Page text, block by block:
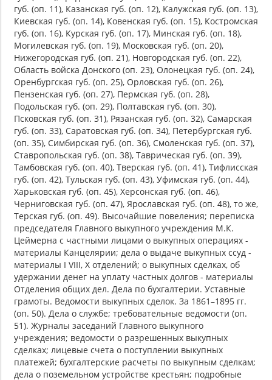
губ. (оп. 11), Казанская губ. (оп. 12), Калужская губ. (оп. 13),
Киевская губ. (оп. 14), Ковенская губ. (оп. 15), Костромская
губ. (оп. 16), Курская губ. (оп. 17), Минская губ. (оп. 18),
Могилевская губ. (оп. 19), Московская губ. (оп. 20),
Нижегородская губ. (оп. 21), Новгородская губ. (оп. 22),
Область войска Донского (оп. 23), Олонецкая губ. (оп. 24),
Оренбургская губ. (оп. 25), Орловская губ. (оп. 26),
Пензенская губ. (оп. 27), Пермская губ. (оп. 28),
Подольская губ. (оп. 29), Полтавская губ. (оп. 30),
Псковская губ. (оп. 31), Рязанская губ. (оп. 32), Самарская
губ. (оп. 33), Саратовская губ. (оп. 34), Петербургская губ.
(оп. 35), Симбирская губ. (оп. 36), Смоленская губ. (оп. 37),
Ставропольская губ. (оп. 38), Таврическая губ. (оп. 39),
Тамбовская губ. (оп. 40), Тверская губ. (оп. 41), Тифлисская
губ. (оп. 42), Тульская губ. (оп. 43), Уфимская губ. (оп. 44),
Харьковская губ. (оп. 45), Херсонская губ. (оп. 46),
Черниговская губ. (оп. 47), Ярославская губ. (оп. 48), то же,
Терская губ. (оп. 49). Высочайшие повеления; переписка
председателя Главного выкупного учреждения М.К.
Цеймерна с частными лицами о выкупных операциях -
материалы Канцелярии; дела о выдаче выкупных ссуд -
материалы I VIII, X отделений; о выкупных сделках, об
удержании денег на уплату частных долгов - материалы
Отделения общих дел. Дела по бухгалтерии. Уставные
грамоты. Ведомости выкупных сделок. За 1861–1895 гг.
(оп. 50). Дела о службе; требовательные ведомости (оп.
51). Журналы заседаний Главного выкупного
учреждения; ведомости о разрешенных выкупных
сделках; лицевые счета о поступлении выкупных
платежей; бухгалтерские расчеты по выкупным сделкам;
дела о поземельном устройстве крестьян; подробные